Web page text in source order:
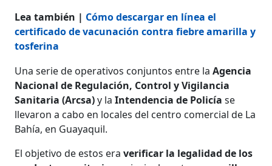
Lea también | Cómo descargar en línea el
certificado de vacunación contra fiebre amarilla y
tosferina
Una serie de operativos conjuntos entre laAgencia
Nacional de Regulación, Control y Vigilancia
Sanitaria (Arcsa)y laIntendencia de Policía se
llevaron a cabo en locales del centro comercial de La
Bahía, en Guayaquil.
El objetivo de estos era verificar la legalidad de los